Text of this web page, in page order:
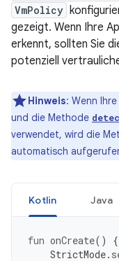
VmPolicy
gezeigt. Wenn Ihre
erkennt, sollten Sie
potenziell
Hinweis: Wenn
und die Methode
verwendet, wird die
automatisch
Kotlin Java
fun onCreate()
{
StrictMode.